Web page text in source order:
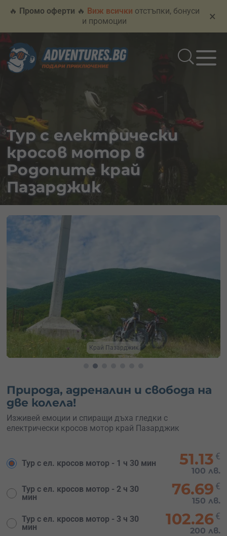
🔥 Промо оферти 🔥 Виж всички отстъпки, бонуси
и промоции
×
Тур с електрически
кросов мотор в
Родопите край
Пазарджик
Усети адреналина
Природа, адреналин и свобода на
две колела!
Изживей емоции и спиращи дъха гледки с
електрически кросов мотор край Пазарджик
Тур с ел. кросов мотор - 1 ч 30 мин 51.13 €
100 лв.
Тур с ел. кросов мотор - 2 ч 30
мин
76.69 €
150 лв.
Тур с ел. кросов мотор - 3 ч 30
мин
102.26€
200 лв.